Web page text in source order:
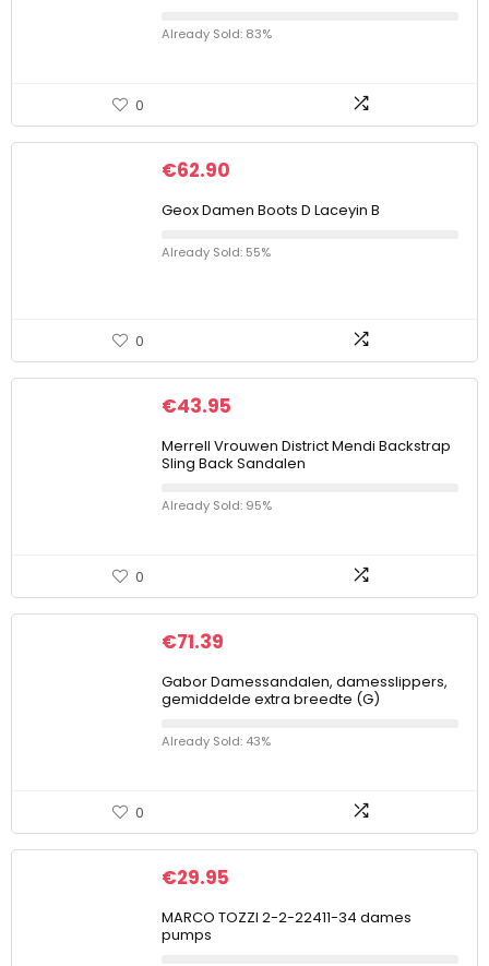
Already Sold: 83%
0
€62.90
Geox Damen Boots D Laceyin B
Already Sold: 55%
0
€43.95
Merrell Vrouwen District Mendi Backstrap
Sling Back Sandalen
Already Sold: 95%
0
€71.39
Gabor Damessandalen, damesslippers,
gemiddelde extra breedte (G)
Already Sold: 43%
0
€29.95
MARCO TOZZI 2-2-22411-34 dames
pumps